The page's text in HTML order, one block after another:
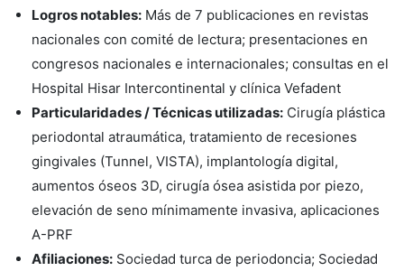
Logros notables: Más de 7 publicaciones en revistas
nacionales con comité de lectura; presentaciones en
congresos nacionales e internacionales; consultas en el
Hospital Hisar Intercontinental y clínica Vefadent
Particularidades / Técnicas utilizadas: Cirugía plástica
periodontal atraumática, tratamiento de recesiones
gingivales (Tunnel, VISTA), implantología digital,
aumentos óseos 3D, cirugía ósea asistida por piezo,
elevación de seno mínimamente invasiva, aplicaciones
A-PRF
Afiliaciones: Sociedad turca de periodoncia; Sociedad